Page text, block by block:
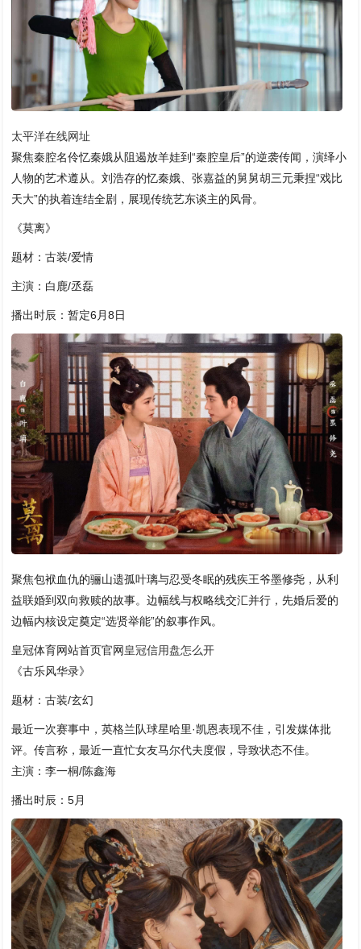
太平洋在线网址
聚焦秦腔名伶忆秦娥从阻遏放羊娃到“秦腔皇后”的逆袭传闻，演绎小
人物的艺术遵从。刘浩存的忆秦娥、张嘉益的舅舅胡三元秉捏“戏比
天大”的执着连结全剧，展现传统艺东谈主的风骨。
《莫离》
题材：古装/爱情
主演：白鹿/丞磊
播出时辰：暂定6月8日
聚焦包袱血仇的骊山遗孤叶璃与忍受冬眠的残疾王爷墨修尧，从利
益联婚到双向救赎的故事。边幅线与权略线交汇并行，先婚后爱的
边幅内核设定奠定“选贤举能”的叙事作风。
皇冠体育网站首页官网皇冠信用盘怎么开
《古乐风华录》
题材：古装/玄幻
最近一次赛事中，英格兰队球星哈里·凯恩表现不佳，引发媒体批
评。传言称，最近一直忙女友马尔代夫度假，导致状态不佳。
主演：李一桐/陈鑫海
播出时辰：5月